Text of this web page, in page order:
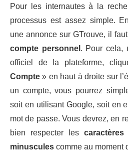
Pour les internautes à la
processus est assez simple.
une annonce sur GTrouve, il faut
compte personnel . Pour cela,
officiel de la plateforme,
Compte » en haut à droite sur
un compte, vous pourrez
soit en utilisant Google, soit en
mot de passe. Vous devrez, en
bien respecter les
minuscules comme au moment